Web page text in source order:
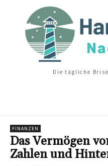
Die tägliche
FINANZEN
Das Vermögen
Zahlen und